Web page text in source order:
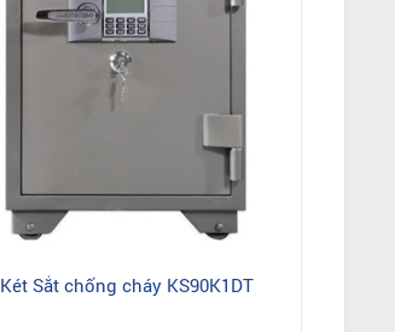
Két Sắt chống cháy KS90K1DT